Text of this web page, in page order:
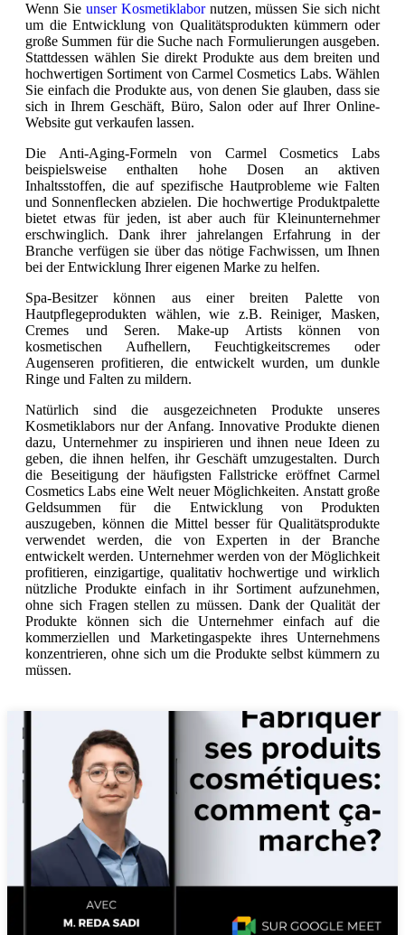
Wenn Sie unser Kosmetiklabornutzen, müssen Sie sich nicht
um die Entwicklung von Qualitätsprodukten kümmern oder
große Summen für die Suche nach Formulierungen ausgeben.
Stattdessen wählen Sie direkt Produkte aus dem breiten und
hochwertigen Sortiment von Carmel Cosmetics Labs. Wählen
Sie einfach die Produkte aus, von denen Sie glauben, dass sie
sich in Ihrem Geschäft, Büro, Salon oder auf Ihrer Online-
Website gut verkaufen lassen.
Die Anti-Aging-Formeln von Carmel Cosmetics Labs
beispielsweise enthalten hohe Dosen an aktiven
Inhaltsstoffen, die auf spezifische Hautprobleme wie Falten
und Sonnenflecken abzielen. Die hochwertige Produktpalette
bietet etwas für jeden, ist aber auch für Kleinunternehmer
erschwinglich. Dank ihrer jahrelangen Erfahrung in der
Branche verfügen sie über das nötige Fachwissen, um Ihnen
bei der Entwicklung Ihrer eigenen Marke zu helfen.
Spa-Besitzer können aus einer breiten Palette von
Hautpflegeprodukten wählen, wie z.B. Reiniger, Masken,
Cremes und Seren. Make-up Artists können von
kosmetischen Aufhellern, Feuchtigkeitscremes oder
Augenseren profitieren, die entwickelt wurden, um dunkle
Ringe und Falten zu mildern.
Natürlich sind die ausgezeichneten Produkte unseres
Kosmetiklabors nur der Anfang. Innovative Produkte dienen
dazu, Unternehmer zu inspirieren und ihnen neue Ideen zu
geben, die ihnen helfen, ihr Geschäft umzugestalten. Durch
die Beseitigung der häufigsten Fallstricke eröffnet Carmel
Cosmetics Labs eine Welt neuer Möglichkeiten. Anstatt große
Geldsummen für die Entwicklung von Produkten
auszugeben, können die Mittel besser für Qualitätsprodukte
verwendet werden, die von Experten in der Branche
entwickelt werden. Unternehmer werden von der Möglichkeit
profitieren, einzigartige, qualitativ hochwertige und wirklich
nützliche Produkte einfach in ihr Sortiment aufzunehmen,
ohne sich Fragen stellen zu müssen. Dank der Qualität der
Produkte können sich die Unternehmer einfach auf die
kommerziellen und Marketingaspekte ihres Unternehmens
konzentrieren, ohne sich um die Produkte selbst kümmern zu
müssen.